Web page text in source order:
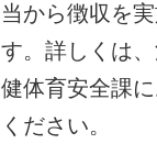
当から徴収を
す。詳しくは
健体育安全課
ください。